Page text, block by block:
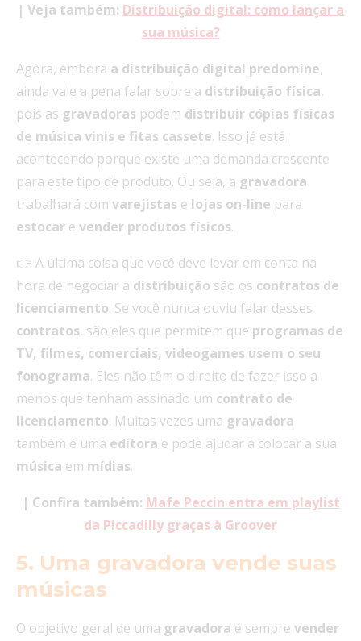
| Veja também: Distribuição digital: como lançar a
sua música?
Agora, embora a distribuição digital predomine,
ainda vale a pena falar sobre a distribuição física,
pois as gravadoras podem distribuir cópias físicas
de música vinis e fitas cassete. Isso já está
acontecendo porque existe uma demanda crescente
para este tipo de produto. Ou seja, a gravadora
trabalhará com varejistas e lojas on-line para
estocar e vender produtos físicos.
👉 A última coisa que você deve levar em conta na
hora de negociar a distribuição são os contratos de
licenciamento. Se você nunca ouviu falar desses
contratos, são eles que permitem que programas de
TV, filmes, comerciais, videogames usem o seu
fonograma. Eles não têm o direito de fazer isso a
menos que tenham assinado um contrato de
licenciamento. Muitas vezes uma gravadora
também é uma editora e pode ajudar a colocar a sua
música em mídias.
| Confira também: Mafe Peccin entra em playlist
da Piccadilly graças à Groover
5. Uma gravadora vende suas
músicas
O objetivo geral de uma gravadora é sempre vender